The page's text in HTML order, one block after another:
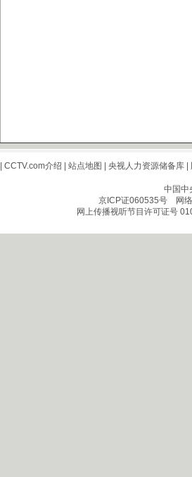
CCTV.com介绍 站点地图 央视人力资源储备库|
中国中
京ICP证060535号网络
网上传播视听节目许可证号